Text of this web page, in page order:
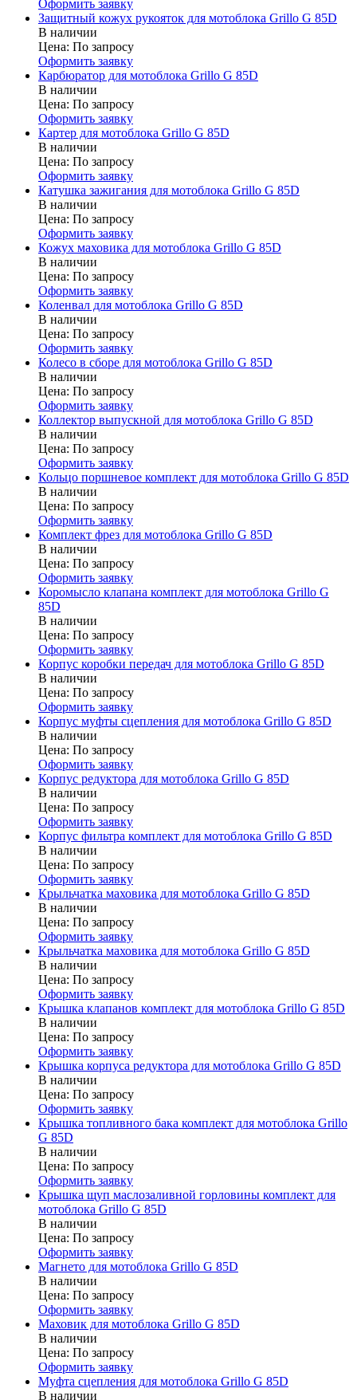
Оформить заявку
Защитный кожух рукояток для мотоблока Grillo G 85D
В наличии
Цена: По запросу
Оформить заявку
Карбюратор для мотоблока Grillo G 85D
В наличии
Цена: По запросу
Оформить заявку
Картер для мотоблока Grillo G 85D
В наличии
Цена: По запросу
Оформить заявку
Катушка зажигания для мотоблока Grillo G 85D
В наличии
Цена: По запросу
Оформить заявку
Кожух маховика для мотоблока Grillo G 85D
В наличии
Цена: По запросу
Оформить заявку
Коленвал для мотоблока Grillo G 85D
В наличии
Цена: По запросу
Оформить заявку
Колесо в сборе для мотоблока Grillo G 85D
В наличии
Цена: По запросу
Оформить заявку
Коллектор выпускной для мотоблока Grillo G 85D
В наличии
Цена: По запросу
Оформить заявку
Кольцо поршневое комплект для мотоблока Grillo G 85D
В наличии
Цена: По запросу
Оформить заявку
Комплект фрез для мотоблока Grillo G 85D
В наличии
Цена: По запросу
Оформить заявку
Коромысло клапана комплект для мотоблока Grillo G
85D
В наличии
Цена: По запросу
Оформить заявку
Корпус коробки передач для мотоблока Grillo G 85D
В наличии
Цена: По запросу
Оформить заявку
Корпус муфты сцепления для мотоблока Grillo G 85D
В наличии
Цена: По запросу
Оформить заявку
Корпус редуктора для мотоблока Grillo G 85D
В наличии
Цена: По запросу
Оформить заявку
Корпус фильтра комплект для мотоблока Grillo G 85D
В наличии
Цена: По запросу
Оформить заявку
Крыльчатка маховика для мотоблока Grillo G 85D
В наличии
Цена: По запросу
Оформить заявку
Крыльчатка маховика для мотоблока Grillo G 85D
В наличии
Цена: По запросу
Оформить заявку
Крышка клапанов комплект для мотоблока Grillo G 85D
В наличии
Цена: По запросу
Оформить заявку
Крышка корпуса редуктора для мотоблока Grillo G 85D
В наличии
Цена: По запросу
Оформить заявку
Крышка топливного бака комплект для мотоблока Grillo
G 85D
В наличии
Цена: По запросу
Оформить заявку
Крышка щуп маслозаливной горловины комплект для
мотоблока Grillo G 85D
В наличии
Цена: По запросу
Оформить заявку
Магнето для мотоблока Grillo G 85D
В наличии
Цена: По запросу
Оформить заявку
Маховик для мотоблока Grillo G 85D
В наличии
Цена: По запросу
Оформить заявку
Муфта сцепления для мотоблока Grillo G 85D
В наличии